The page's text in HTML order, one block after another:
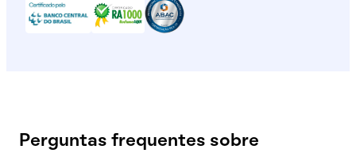
Perguntas frequentes sobre